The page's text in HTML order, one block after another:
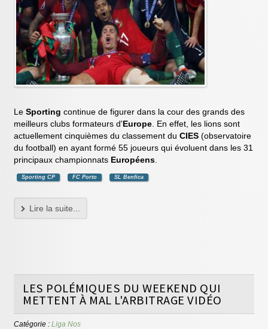
LeSporting continue de figurer dans la cour des grands des
meilleurs clubs formateurs d' Europe. En effet, les lions sont
actuellement cinquièmes du classement duCIES (observatoire
du football) en ayant formé 55 joueurs qui évoluent dans les 31
principaux championnats Européens.
Sporting CP FC Porto SL Benfica
Lire la suite...
LES POLÉMIQUES DU WEEKEND QUI
METTENT À MAL L'ARBITRAGE VIDÉO
Catégorie :Liga Nos